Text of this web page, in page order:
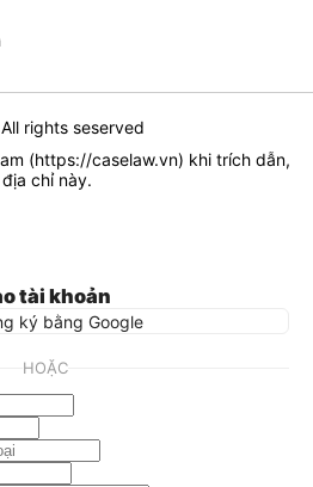
rights seserved
(https://caselaw.vn) khi trích dẫn,
chỉ này.
tài khoản
ký bằng Google
HOẶC